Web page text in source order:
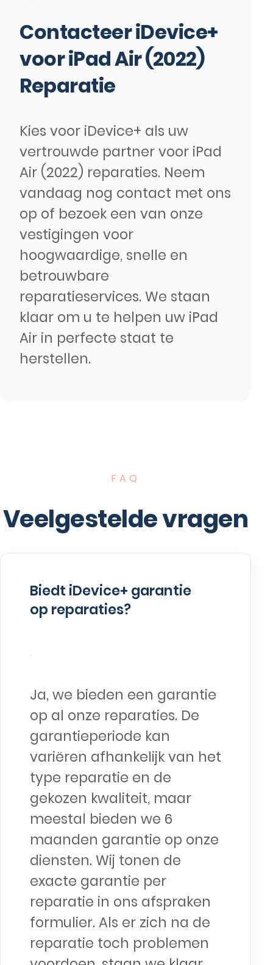
Contacteer iDevice+
voor iPad Air (2022)
Reparatie
Kies voor iDevice+ als uw
vertrouwde partner voor iPad
Air (2022) reparaties. Neem
vandaag nog contact met ons
op of bezoek een van onze
vestigingen voor
hoogwaardige, snelle en
betrouwbare
reparatieservices. We staan
klaar om u te helpen uw iPad
Air in perfecte staat te
herstellen.
FAQ
Veelgestelde vragen
Biedt iDevice+ garantie
op reparaties?
Ja, we bieden een garantie
op al onze reparaties. De
garantieperiode kan
variëren afhankelijk van het
type reparatie en de
gekozen kwaliteit, maar
meestal bieden we 6
maanden garantie op onze
diensten. Wij tonen de
exacte garantie per
reparatie in ons afspraken
formulier. Als er zich na de
reparatie toch problemen